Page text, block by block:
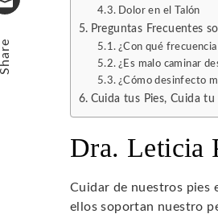
Dolor en el Talón
Preguntas Frecuentes
¿Con qué
¿Es malo caminar
¿Cómo desinfecto
Cuida tus Pies, Cuida tu
Dra. Leticia
Cuidar de nuestros pies
ellos soportan nuestro